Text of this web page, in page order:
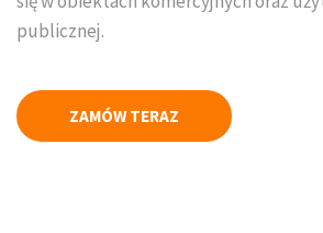
PRODUCENCI
publicznej.
ZAMÓW TERAZ